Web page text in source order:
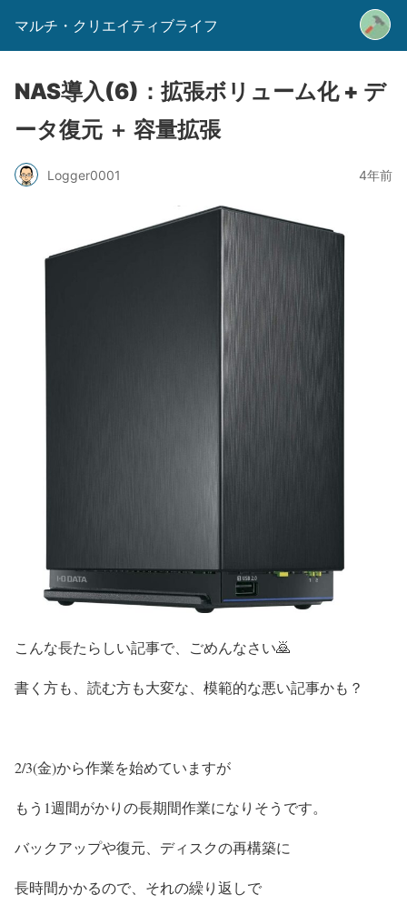
マルチ・クリエイティブライフ
NAS導入(6)：拡張ボリューム化 + デ
ータ復元 ＋ 容量拡張
Logger0001 4年前
こんな長たらしい記事で、ごめんなさい🙇
書く方も、読む方も大変な、模範的な悪い記事かも？
2/3(金)から作業を始めていますが
もう1週間がかりの長期間作業になりそうです。
バックアップや復元、ディスクの再構築に
長時間かかるので、それの繰り返しで